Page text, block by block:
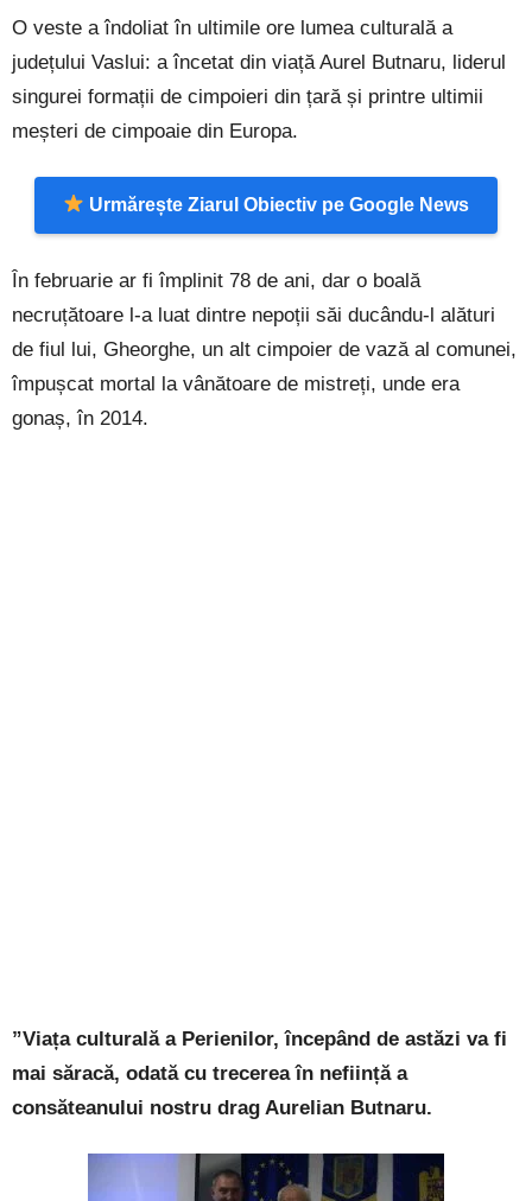
O veste a îndoliat în ultimile ore lumea culturală a
județului Vaslui: a încetat din viață Aurel Butnaru, liderul
singurei formații de cimpoieri din țară și printre ultimii
meșteri de cimpoaie din Europa.
Urmărește Ziarul Obiectiv pe Google News
În februarie ar fi împlinit 78 de ani, dar o boală
necruțătoare l-a luat dintre nepoții săi ducându-l alături
de fiul lui, Gheorghe, un alt cimpoier de vază al comunei,
împușcat mortal la vânătoare de mistreți, unde era
gonaș, în 2014.
”Viața culturală a Perienilor, începând de astăzi va fi
mai săracă, odată cu trecerea în neființă a
consăteanului nostru drag Aurelian Butnaru.